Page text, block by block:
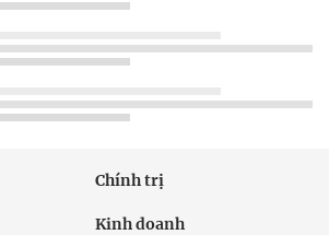
Chính trị
Kinh doanh